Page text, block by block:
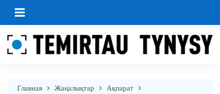
перейти
Главная Жаңалықтар
Ақпарат